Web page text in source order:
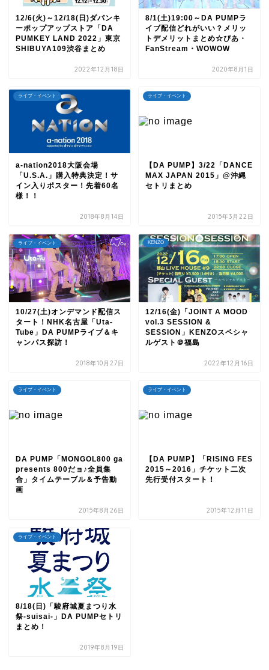
12/6(火)～12/18(日)ダパンキ
ーポップアップストア「DA
PUMKEY LAND 2022」東京
SHIBUYA109渋谷まとめ
2022年12月18日
8/1(土)19:00～DA PUMPラ
イブ配信どれがいい？メリッ
トデメリットまとめ☆ぴあ・
FanStream・WOWOW
2020年8月1日
ライブ・イベント
a-nation2018大阪会場
「U.S.A.」購入特典決定！サ
イン入りポスター！先着60名
様！！
2018年8月14日
ライブ・イベント
【DA PUMP】3/22「DANCE
MAX JAPAN 2015」@沖縄
セトリまとめ
2015年3月22日
ライブ・イベント
10/27(土)オンデマンド配信ス
タート！NHK名古屋「Uta-
Tube」DA PUMPライブ＆キ
ャンパス探訪！
2018年10月27日
KENZO
12/16(金)「JOINT A MOOD
vol.3 SESSION &
SESSION」KENZOスペシャ
ルゲスト＠福島
2022年12月16日
ライブ・イベント
DA PUMP「MONGOL800 ga
presents 800だョ♪全員集
合」タイムテーブル＆予告動
画
2015年8月26日
ライブ・イベント
【DA PUMP】「RISING FES
2015～2016」チケット二次
先行受付スタート！
2015年12月11日
ライブ・イベント
8/18(日)「駿府城夏まつり水
祭-suisai-」DA PUMPセトリ
まとめ！
2019年8月19日